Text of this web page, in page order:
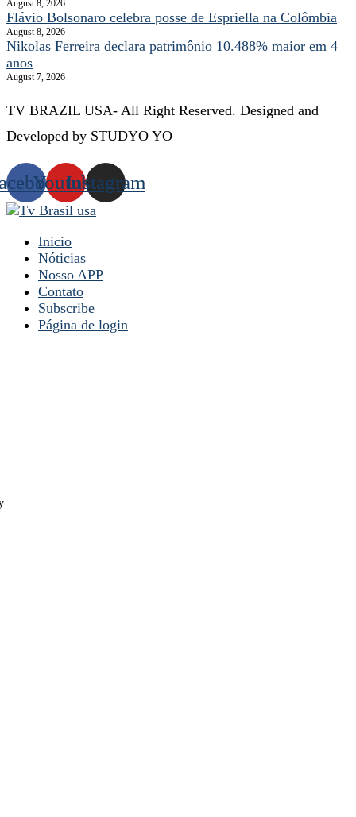
August 8, 2026
Flávio Bolsonaro celebra posse de Espriella na Colômbia
August 8, 2026
Nikolas Ferreira declara patrimônio 10.488% maior em 4
anos
August 7, 2026
TV BRAZIL USA- All Right Reserved. Designed and
Developed by STUDYO YO
YoutubeInstagram
Inicio
Nóticias
Nosso APP
Contato
Subscribe
Página de login